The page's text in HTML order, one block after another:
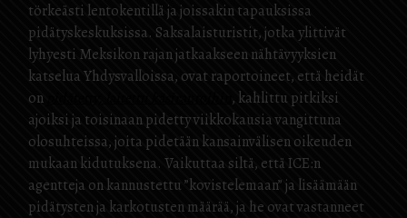
törkeästi lentokentillä ja joissakin tapauksissa
pidätyskeskuksissa. Saksalaisturistit, jotka ylittivät
lyhyesti Meksikon rajan jatkaakseen nähtävyyksien
katselua Yhdysvalloissa, ovat raportoineet, että heidät
on
, kahlittu pitkiksi
ajoiksi ja toisinaan pidetty viikkokausia vangittuna
olosuhteissa, joita pidetään kansainvälisen oikeuden
mukaan kidutuksena. Vaikuttaa siltä, että ICE:n
agentteja on kannustettu ”kovistelemaan” ja lisäämään
pidätysten ja karkotusten määrää, ja he ovat vastanneet